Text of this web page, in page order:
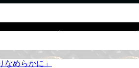
めらかに」